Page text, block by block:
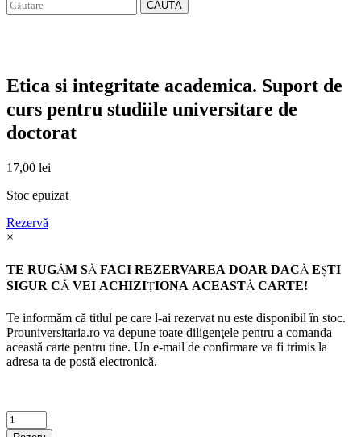
CAUTĂ
Etica si integritate academica. Suport de
curs pentru studiile universitare de
doctorat
17,00 lei
Stoc epuizat
Rezervă
×
TE RUGĂM SĂ FACI REZERVAREA DOAR DACĂ EŞTI
SIGUR CĂ VEI ACHIZIŢIONA ACEASTĂ CARTE!
Te informăm că titlul pe care l-ai rezervat nu este disponibil în stoc.
Prouniversitaria.ro va depune toate diligenţele pentru a comanda
această carte pentru tine. Un e-mail de confirmare va fi trimis la
adresa ta de postă electronică.
Criminalistica
quantity